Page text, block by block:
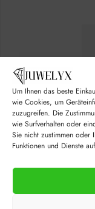
Um Ihnen das beste
wie Cookies, um
zuzugreifen. Die
wie Surfverhalten oder
Sie nicht zustimmen oder
Funktionen und Dienste
*